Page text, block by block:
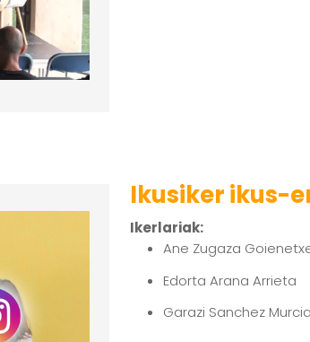
Ikusiker ikus-
Ikerlariak:
Ane Zugaza
Edorta Arana Arrieta
Garazi Sanchez